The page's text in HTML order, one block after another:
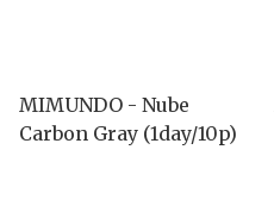
MIMUNDO - Nube
Carbon Gray (1day/10p)